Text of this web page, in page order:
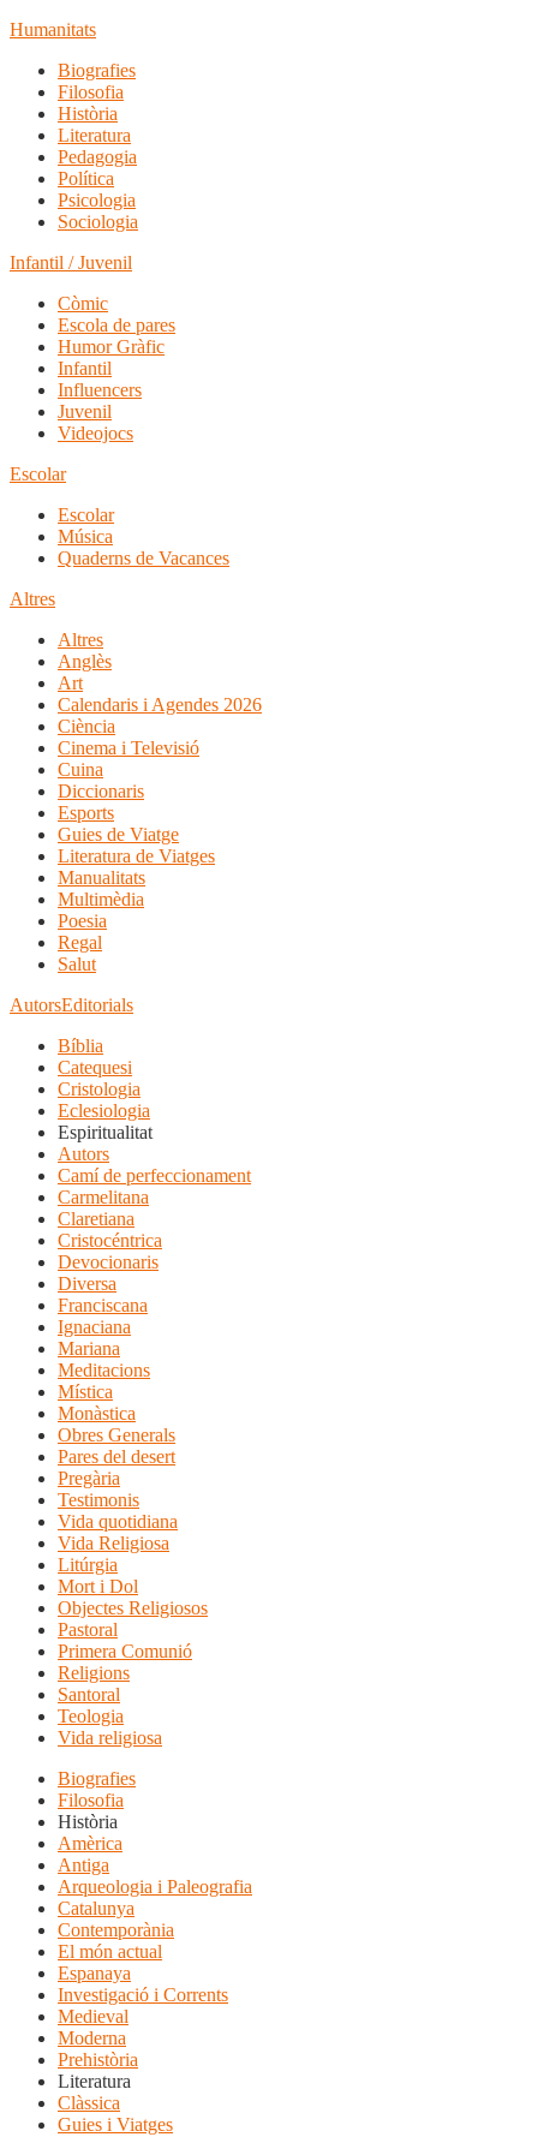
Humanitats
Biografies
Filosofia
Història
Literatura
Pedagogia
Política
Psicologia
Sociologia
Infantil / Juvenil
Còmic
Escola de pares
Humor Gràfic
Infantil
Influencers
Juvenil
Videojocs
Escolar
Escolar
Música
Quaderns de Vacances
Altres
Altres
Anglès
Art
Calendaris i Agendes 2026
Ciència
Cinema i Televisió
Cuina
Diccionaris
Esports
Guies de Viatge
Literatura de Viatges
Manualitats
Multimèdia
Poesia
Regal
Salut
AutorsEditorials
Bíblia
Catequesi
Cristologia
Eclesiologia
Espiritualitat
Autors
Camí de perfeccionament
Carmelitana
Claretiana
Cristocéntrica
Devocionaris
Diversa
Franciscana
Ignaciana
Mariana
Meditacions
Mística
Monàstica
Obres Generals
Pares del desert
Pregària
Testimonis
Vida quotidiana
Vida Religiosa
Litúrgia
Mort i Dol
Objectes Religiosos
Pastoral
Primera Comunió
Religions
Santoral
Teologia
Vida religiosa
Biografies
Filosofia
Història
Amèrica
Antiga
Arqueologia i Paleografia
Catalunya
Contemporània
El món actual
Espanaya
Investigació i Corrents
Medieval
Moderna
Prehistòria
Literatura
Clàssica
Guies i Viatges